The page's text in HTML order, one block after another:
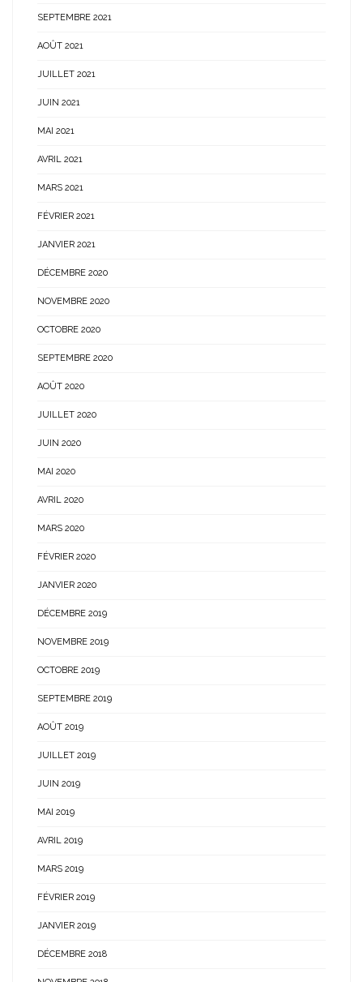
SEPTEMBRE 2021
AOÛT 2021
JUILLET 2021
JUIN 2021
MAI 2021
AVRIL 2021
MARS 2021
FÉVRIER 2021
JANVIER 2021
DÉCEMBRE 2020
NOVEMBRE 2020
OCTOBRE 2020
SEPTEMBRE 2020
AOÛT 2020
JUILLET 2020
JUIN 2020
MAI 2020
AVRIL 2020
MARS 2020
FÉVRIER 2020
JANVIER 2020
DÉCEMBRE 2019
NOVEMBRE 2019
OCTOBRE 2019
SEPTEMBRE 2019
AOÛT 2019
JUILLET 2019
JUIN 2019
MAI 2019
AVRIL 2019
MARS 2019
FÉVRIER 2019
JANVIER 2019
DÉCEMBRE 2018